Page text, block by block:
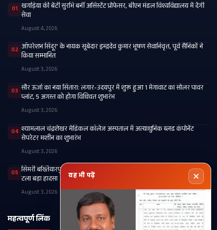
01 खगड़िया की बेटी सुरभि बनीं असिस्टेंट प्रोफेसर, बीएन मंडल विश्वविद्यालय में देंगी
सेवा
August 4, 2026
02 ऑपरेशन सिंदूर’ के नायक सूबेदार इन्द्रदेव कुमार भूषण सेवानिवृत्त, पूर्व सैनिकों ने
किया सम्मानित
August 3, 2026
03 सौर ऊर्जा का नया सितारा: लगार-उदयपुर में शुरू हुआ 1 मेगावाट का सोलर पावर
प्लांट, 5 अगस्त को होगा विधिवत शुभारंभ
August 3, 2026
04 श्यामलाल चंद्रशेखर मेडिकल कॉलेज अस्पताल में अत्याधुनिक ब्लड कंपोनेंट
सेपरेटर मशीन का शुभारंभ
August 3, 2026
05 सिमरी बख्तियारपुर रेलवे स्टेशन पर पैसेंजर ट्रेन के इंजन और बोगियों में लगी आग,
टला बड़ा हादसा
August 3, 2026
महत्वपूर्ण लिंक
यह भी पढ़ें